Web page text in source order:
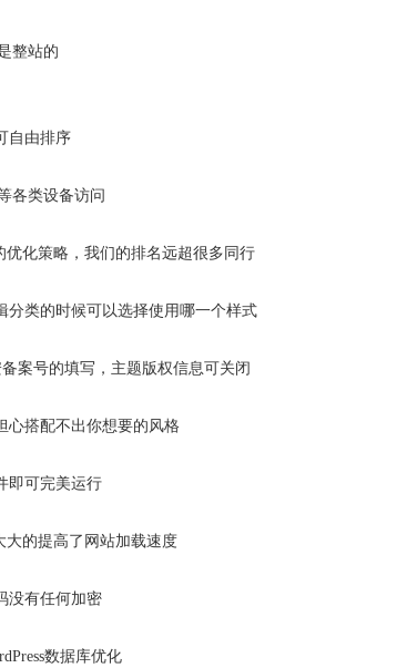
整站的
自由排序
各类设备访问
优化策略，我们的排名远超很多同行
分类的时候可以选择使用哪一个样式
案号的填写，主题版权信息可关闭
心搭配不出你想要的风格
即可完美运行
大的提高了网站加载速度
没有任何加密
数据库优化